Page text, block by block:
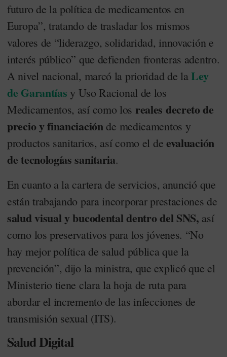
futuro de la política de medicamentos en
Europa”, tratando de trasladar los mismos
valores de “liderazgo, solidaridad, innovación e
interés público” que defienden fronteras adentro.
A nivel nacional, marcó la prioridad de laLey
de Garantías y Uso Racional de los
Medicamentos, así como los reales decreto de
precio y financiaciónde medicamentos y
productos sanitarios, así como el de evaluación
de tecnologías sanitaria.
En cuanto a la cartera de servicios, anunció que
están trabajando para incorporar prestaciones de
salud visual y bucodental dentro del SNS, así
como los preservativos para los jóvenes. “No
hay mejor política de salud pública que la
prevención”, dijo la ministra, que explicó que el
Ministerio tiene clara la hoja de ruta para
abordar el incremento de las infecciones de
transmisión sexual (ITS).
Salud Digital